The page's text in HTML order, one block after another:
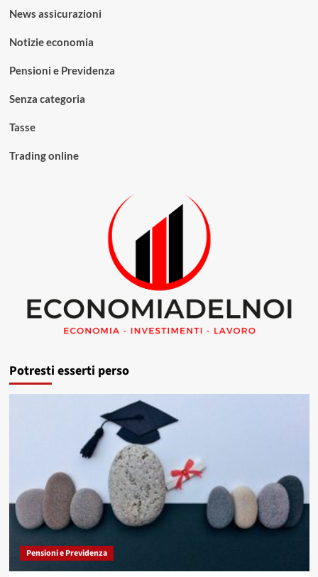
News assicurazioni
Notizie economia
Pensioni e Previdenza
Senza categoria
Tasse
Trading online
Potresti esserti perso
Pensioni e Previdenza